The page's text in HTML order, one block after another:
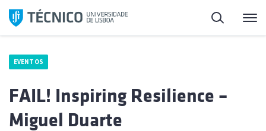
Saltar
para
Pesquisa
EVENTOS
FAIL! Inspiring Resilience –
Miguel Duarte